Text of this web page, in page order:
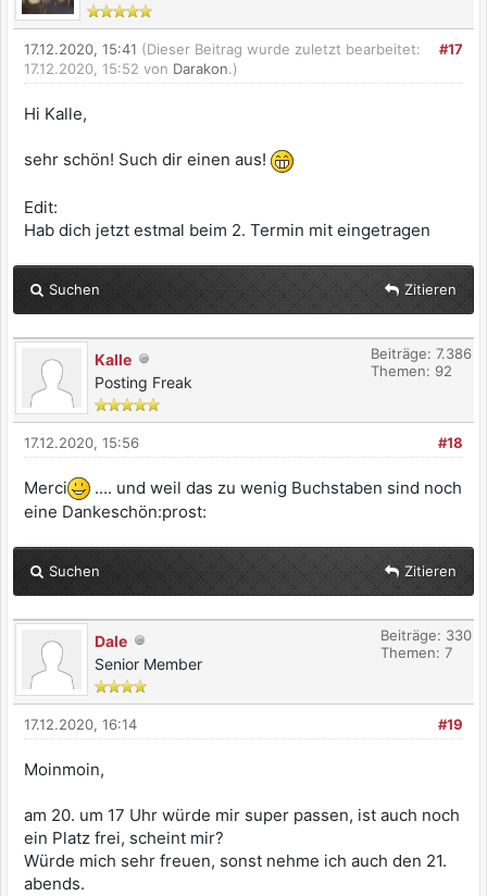
#17
17.12.2020, 15:41 (Dieser Beitrag wurde zuletzt bearbeitet:
17.12.2020, 15:52 von Darakon.)
Hi Kalle,
sehr schön! Such dir einen aus!
Edit:
Hab dich jetzt estmal beim 2. Termin mit eingetragen
Suchen Zitieren
Kalle
Posting Freak
Beiträge: 7.386
Themen: 92
#18
17.12.2020, 15:56
Merci
.... und weil das zu wenig Buchstaben sind noch
eine Dankeschön:prost:
Suchen Zitieren
Dale
Senior Member
Beiträge: 330
Themen: 7
#19
17.12.2020, 16:14
Moinmoin,
am 20. um 17 Uhr würde mir super passen, ist auch noch
ein Platz frei, scheint mir?
Würde mich sehr freuen, sonst nehme ich auch den 21.
abends.